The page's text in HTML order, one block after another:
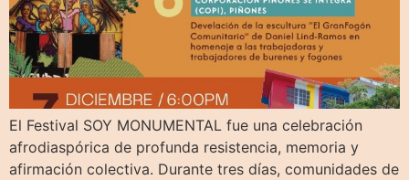
El Festival SOY MONUMENTAL fue una celebración
afrodiaspórica de profunda resistencia, memoria y
afirmación colectiva. Durante tres días, comunidades de